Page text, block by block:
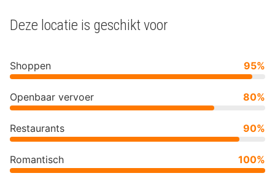
Deze locatie is geschikt voor
Shoppen 95%
Openbaar vervoer 80%
Restaurants 90%
Romantisch 100%